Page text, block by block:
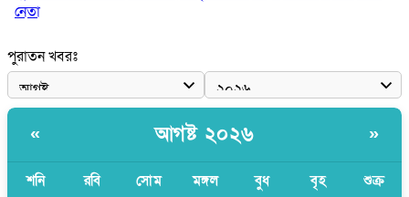
নেতা
পাঁচ দেশি মাছে মিলল মাইক্রোপ্লাস্টিক, সবচেয়ে বেশি কই মাছে
বাংলাদেশী কর্মীদের আকামা নিয়ে বড় সুখবর দিলো সৌদি সরকার
ওয়াজেদ জয়
সাকিব আল হাসানের বাড়িতে আগুন, পেট্রলবোমা বিস্ফোরণ
পুরাতন খবরঃ
« আগষ্ট ২০২৬ »
শনি রবি সোম মঙ্গল বুধ বৃহ শুক্র